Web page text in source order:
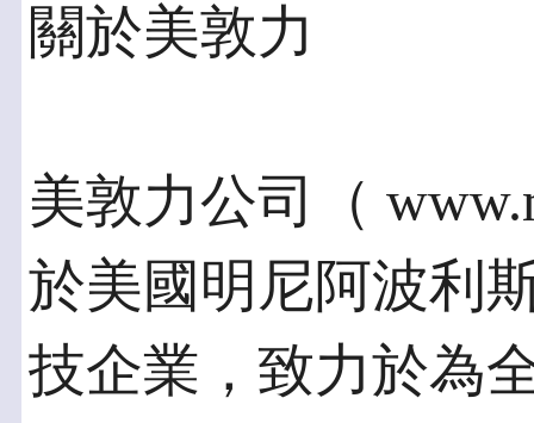
關於美敦力
美敦力公司（
於美國明尼阿波利
技企業，致力於為